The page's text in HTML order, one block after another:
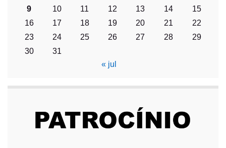
9
10 11 12 13 14
15
16
17 18 19 20 21
22
23
24 25 26 27 28
29
30
31
« jul